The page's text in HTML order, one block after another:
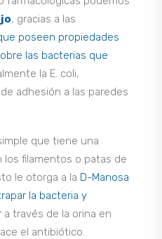
, gracias a las
poseen propiedades
las bacterias que
la E. coli,
adhesión a las paredes
que tiene una
filamentos o patas de
le otorga a la D-Manosa
la bacteria y
a través de la orina en
el antibiótico.